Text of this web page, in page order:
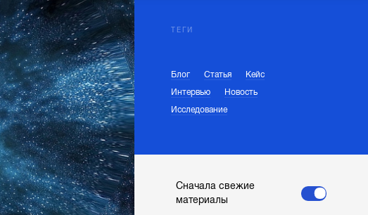
СЕРВИСА БРЕНДИНГ
1
ТЕГИ
Блог Статья
Кейс
Интервью
Новость
Исследование
Сначала свежие
материалы